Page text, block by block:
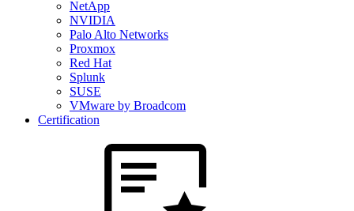
NetApp
NVIDIA
Palo Alto Networks
Proxmox
Red Hat
Splunk
SUSE
VMware by Broadcom
Certification